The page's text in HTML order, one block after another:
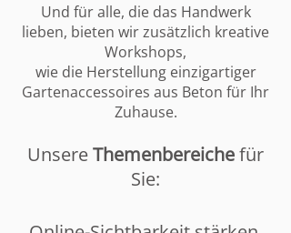
Und für alle, die das Handwerk
lieben, bieten wir zusätzlich kreative
Workshops,
wie die Herstellung einzigartiger
Gartenaccessoires aus Beton für Ihr
Zuhause.
UnsereThemenbereichefür
Sie: